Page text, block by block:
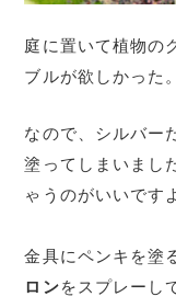
庭に置いて植物の
ブルが欲しかった。
なので、シルバー
塗ってしまいまし
ゃうのがいいです
金具にペンキを塗
ロンをスプレーし